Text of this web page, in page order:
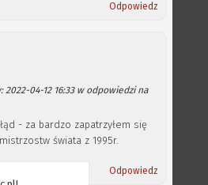
Odpowiedz
2022-04-12 16:33 w odpowiedzi na
- za bardzo zapatrzyłem się
świata z 1995r.
Odpowiedz